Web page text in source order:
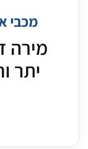
מכבי
מירה
יתר